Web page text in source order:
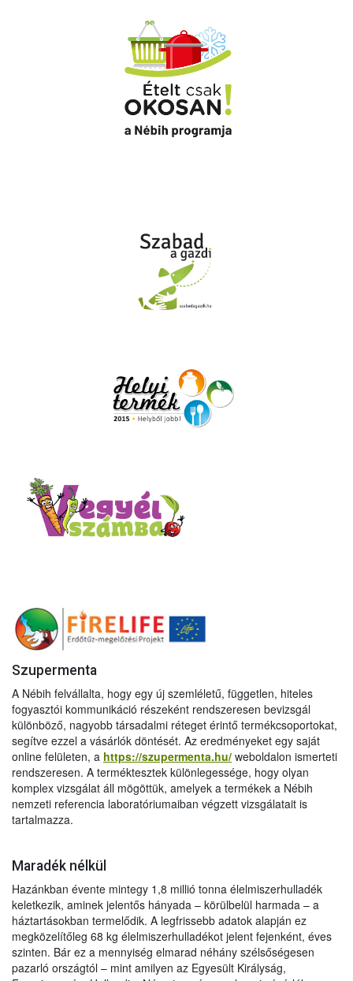
Szupermenta
A Nébih felvállalta, hogy egy új szemléletű, független, hiteles
fogyasztói kommunikáció részeként rendszeresen bevizsgál
különböző, nagyobb társadalmi réteget érintő termékcsoportokat,
segítve ezzel a vásárlók döntését. Az eredményeket egy saját
online felületen, a https://szupermenta.hu/ weboldalon ismerteti
rendszeresen. A terméktesztek különlegessége, hogy olyan
komplex vizsgálat áll mögöttük, amelyek a termékek a Nébih
nemzeti referencia laboratóriumaiban végzett vizsgálatait is
tartalmazza.
Maradék nélkül
Hazánkban évente mintegy 1,8 millió tonna élelmiszerhulladék
keletkezik, aminek jelentős hányada – körülbelül harmada – a
háztartásokban termelődik. A legfrissebb adatok alapján ez
megközelítőleg 68 kg élelmiszerhulladékot jelent fejenként, éves
szinten. Bár ez a mennyiség elmarad néhány szélsőségesen
pazarló országtól – mint amilyen az Egyesült Királyság,